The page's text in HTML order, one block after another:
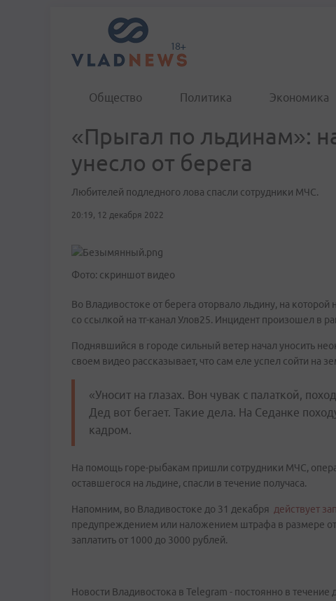
Общество Политика Экономика
«Прыгал по льдинам»:
унесло от берега
Любителей подледного лова спасли сотрудники МЧС.
20:19, 12 декабря 2022
Фото: скриншот видео
Во Владивостоке от берега оторвало льдину, на
со ссылкой на тг-канал Улов25. Инцидент произошел в
Поднявшийся в городе сильный ветер начал уносить
своем видео рассказывает, что сам еле успел сойти на
«Уносит на глазах. Вон чувак с палаткой,
Дед вот бегает. Такие дела. На Седанке
кадром.
На помощь горе-рыбакам пришли сотрудники МЧС,
оставшегося на льдине, спасли в течение получаса.
Напомним, во Владивостоке до 31 декабря действует
предупреждением или наложением штрафа в размере
заплатить от 1000 до 3000 рублей.
Новости Владивостока в Telegram - постоянно в течение